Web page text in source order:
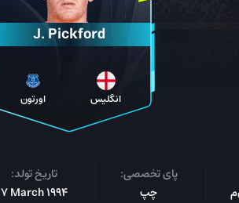
J. Pickford
انگلیس اورتون
پای تخصصی:
چپ
تاریخ تولد:
7 March 1994